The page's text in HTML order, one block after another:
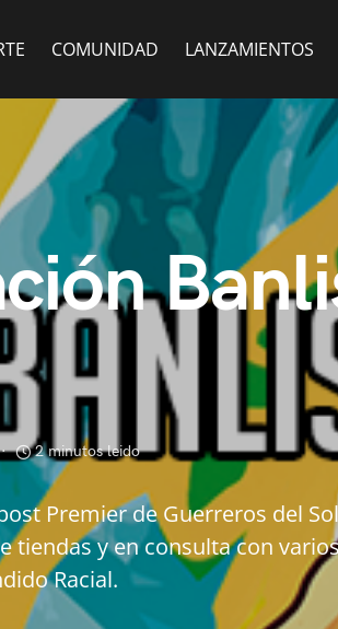
COMUNIDAD LANZAMIENTOS
2 minutos leido
Premier de Guerreros del
tiendas y en consulta con
Racial.